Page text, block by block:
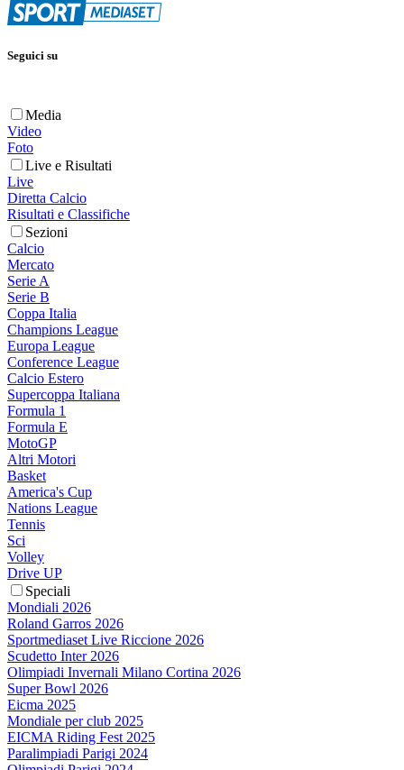
Seguici su
Media
Video
Foto
Live e Risultati
Live
Diretta Calcio
Risultati e Classifiche
Sezioni
Calcio
Mercato
Serie A
Serie B
Coppa Italia
Champions League
Europa League
Conference League
Calcio Estero
Supercoppa Italiana
Formula 1
Formula E
MotoGP
Altri Motori
Basket
America's Cup
Nations League
Tennis
Sci
Volley
Drive UP
Speciali
Mondiali 2026
Roland Garros 2026
Sportmediaset Live Riccione 2026
Scudetto Inter 2026
Olimpiadi Invernali Milano Cortina 2026
Super Bowl 2026
Eicma 2025
Mondiale per club 2025
EICMA Riding Fest 2025
Paralimpiadi Parigi 2024